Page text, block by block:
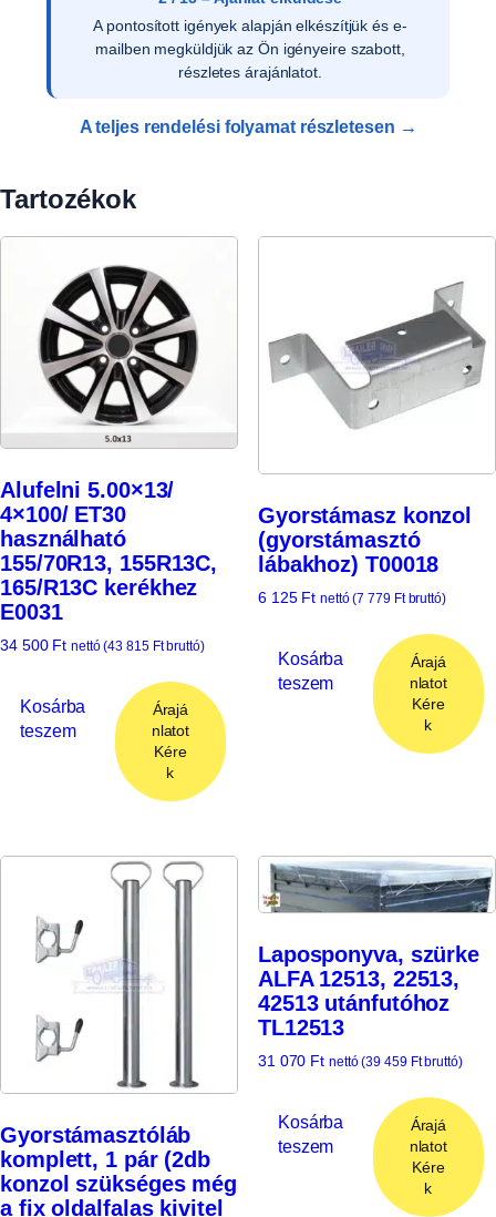
Az ajánlat írásos elfogadását követően ellenőrizzük
a vevői adatokat, és rendelését rögzítjük
rendszerünkben.
A teljes rendelési folyamat részletesen →
Tartozékok
Alufelni 5.00×13/
4×100/ ET30
használható
155/70R13, 155R13C,
165/R13C kerékhez
E0031
34 500 Ft nettó (43 815 Ftbruttó)
Kosárba
teszem
Árajá
nlatot
Kére
k
Gyorstámasz konzol
(gyorstámasztó
lábakhoz) T00018
6 125 Ft nettó (7 779 Ftbruttó)
Kosárba
teszem
Árajá
nlatot
Kére
k
Gyorstámasztóláb
komplett, 1 pár (2db
konzol szükséges még
a fix oldalfalas kivitel
Laposponyva, szürke
ALFA 12513, 22513,
42513 utánfutóhoz
TL12513
31 070 Ft nettó (39 459 Ftbruttó)
Kosárba
teszem
Árajá
nlatot
Kére
k